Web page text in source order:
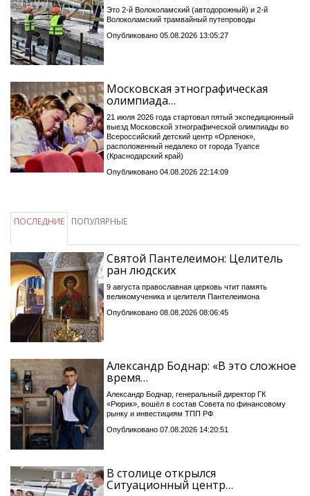
Это 2-й Волоколамский (автодорожный) и 2-й
Волоколамский трамвайный путепроводы
Опубликовано 05.08.2026 13:05:27
Московская этнографическая
олимпиада…
21 июля 2026 года стартовал пятый экспедиционный
выезд Московской этнографической олимпиады во
Всероссийский детский центр «Орленок»,
расположенный недалеко от города Туапсе
(Краснодарский край)
Опубликовано 04.08.2026 22:14:09
ПОСЛЕДНИЕ ПОПУЛЯРНЫЕ
Святой Пантелеимон: Целитель
ран людских
9 августа православная церковь чтит память
великомученика и целителя Пантелеимона
Опубликовано 08.08.2026 08:06:45
Александр Боднар: «В это сложное
время…
Александр Боднар, генеральный директор ГК
«Рюрик», вошёл в состав Совета по финансовому
рынку и инвестициям ТПП РФ
Опубликовано 07.08.2026 14:20:51
В столице открылся
Ситуационный центр…